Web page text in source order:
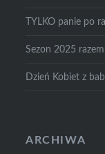
TYLKO panie po
Sezon 2025
Dzień Kobiet z
ARCHIWA